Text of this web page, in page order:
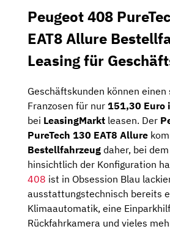
Peugeot 408
EAT8 Allure
Leasing für
Geschäftskunden können einen
Franzosen für nur 151,30 Euro
bei LeasingMarkt leasen. Der
PureTech 130 EAT8 Allure
Bestellfahrzeug daher, bei
hinsichtlich der Konfiguration
408 ist in Obsession Blau
ausstattungstechnisch bereits
Klimaautomatik, eine
Rückfahrkamera und vieles